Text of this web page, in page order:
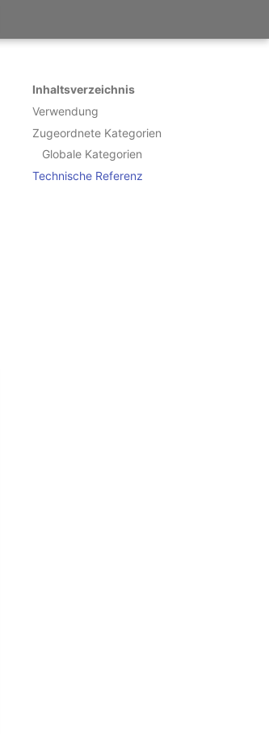
Inhaltsverzeichnis
Verwendung
Zugeordnete Kategorien
Globale Kategorien
Technische Referenz